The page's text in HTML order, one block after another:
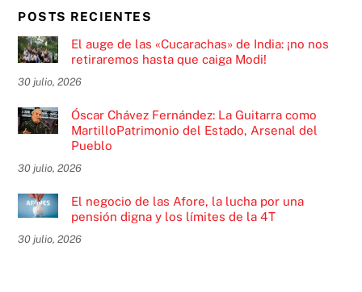
POSTS RECIENTES
El auge de las «Cucarachas» de India: ¡no nos
retiraremos hasta que caiga Modi!
30 julio, 2026
Óscar Chávez Fernández: La Guitarra como
MartilloPatrimonio del Estado, Arsenal del
Pueblo
30 julio, 2026
El negocio de las Afore, la lucha por una
pensión digna y los límites de la 4T
30 julio, 2026